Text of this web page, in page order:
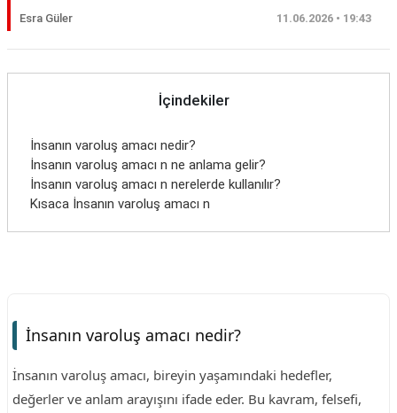
Esra Güler 11.06.2026 • 19:43
İçindekiler
İnsanın varoluş amacı nedir?
İnsanın varoluş amacı n ne anlama gelir?
İnsanın varoluş amacı n nerelerde kullanılır?
Kısaca İnsanın varoluş amacı n
İnsanın varoluş amacı nedir?
İnsanın varoluş amacı, bireyin yaşamındaki hedefler,
değerler ve anlam arayışını ifade eder. Bu kavram, felsefi,